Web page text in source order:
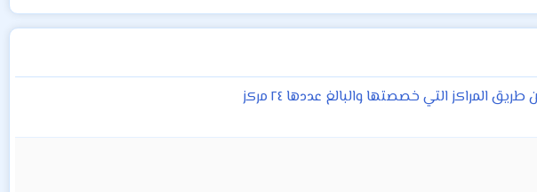
المراكز التي خصصتها والبالغ عددها ٢٤ مركز